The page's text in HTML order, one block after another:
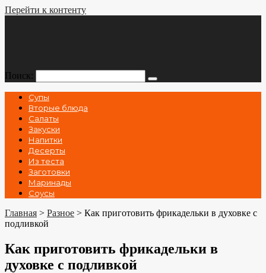
Перейти к контенту
Поиск:
Супы
Вторые блюда
Салаты
Закуски
Напитки
Десерты
Из теста
Заготовки
Маринады
Соусы
Главная > Разное > Как приготовить фрикадельки в духовке с
подливкой
Как приготовить фрикадельки в
духовке с подливкой